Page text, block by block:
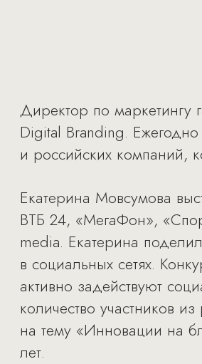
Директор по маркетингу
Digital Branding.
и российских компаний,
Екатерина Мовсумова
ВТБ 24, «МегаФон»,
media. Екатерина
в социальных сетях.
активно задействуют
количество участников
на тему «Инновации на
лет.